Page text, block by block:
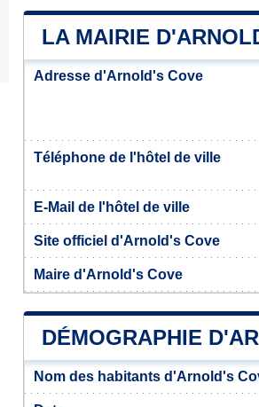
LA MAIRIE
Adresse d'Arnold's Cove
Téléphone de l'hôtel de ville
E-Mail de l'hôtel de ville
Site officiel d'Arnold's Cove
Maire d'Arnold's Cove
DÉMOGRAPHIE
Nom des habitants d'Arnold's